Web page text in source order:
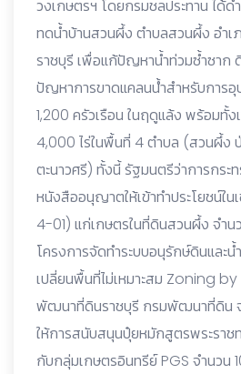
วงเกษตรฯ โดยกรมชลประทาน ได้ด
ทดนํ้าบ้านสวนผึ้ง ตําบลสวนผึ้ง อํา
ราชบุรี เพื่อแก้ปัญหาน้ำท่วมซ้ำซาก
ปัญหาการขาดแคลนน้ําสำหรับการอุ
1,200 ครัวเรือน ในฤดูแล้ง พร้อมทั้
4,000 ไร่ในพื้นที่ 4 ตำบล (สวนผึ้ง ป่
ตะนาวศรี) ทั้งนี้ รัฐมนตรีว่าการกระ
หนังสืออนุญาตให้เข้าทำประโยชน์ใ
4-01) แก่เกษตรในที่ดินสวนผึ้ง จำน
โครงการจัดทำระบบอนุรักษ์ดินและ
เปลี่ยนพื้นที่ไม่เหมาะสม Zoning
พัฒนาที่ดินราชบุรี กรมพัฒนาที่ดิน จ
ให้การสนับสนุนปุ๋ยหมักสูตรพระราช
กับกลุ่มเกษตรอินทรีย์ PGS จำนวน